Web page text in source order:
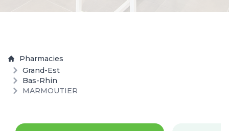
Pharmacies
Grand-Est
Bas-Rhin
MARMOUTIER